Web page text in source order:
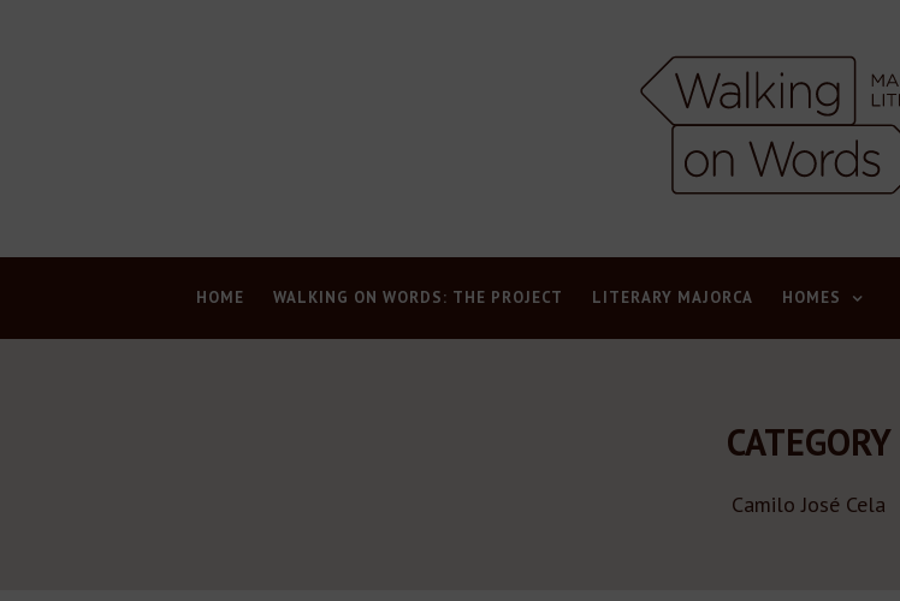
HOME WALKING ON WORDS: THE PROJECT LITERARY MAJORCA HOMES
CATEGORY
Camilo José Cela